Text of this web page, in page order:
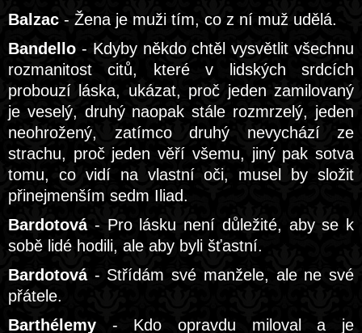
Balzac - Žena je muži tím, co z ní muž udělá.
Bandello - Kdyby někdo chtěl vysvětlit všechnu
rozmanitost citů, které v lidských srdcích
probouzí láska, ukázat, proč jeden zamilovaný
je veselý, druhý naopak stále rozmrzelý, jeden
neohrožený, zatímco druhý nevychází ze
strachu, proč jeden věří všemu, jiný pak sotva
tomu, co vidí na vlastní oči, musel by složit
přinejmenším sedm Iliad.
Bardotová- Pro lásku není důležité, aby se k
sobě lidé hodili, ale aby byli šťastní.
Bardotová- Střídám své manžele, ale ne své
přátele.
Barthélemy - Kdo opravdu miloval a je